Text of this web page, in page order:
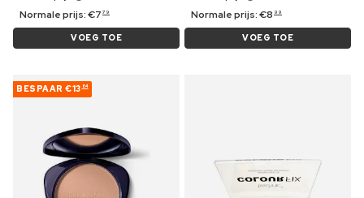
Normale prijs:€7 79
VOEG TOE
Normale prijs:€8 99
VOEG TOE
BESPAAR €13 84